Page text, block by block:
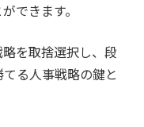
できます。
を取捨選択し、段
る人事戦略の鍵と